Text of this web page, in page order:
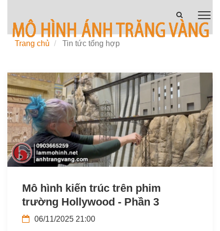
Trang chủ Tin tức tổng hợp
Mô hình kiến trúc trên phim
trường Hollywood - Phần 3
06/11/2025 21:00